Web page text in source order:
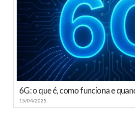
6G: o que é, como funciona e
15/04/2025